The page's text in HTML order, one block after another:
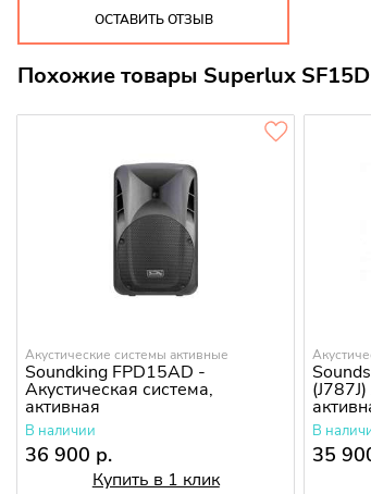
ОСТАВИТЬ ОТЗЫВ
Похожие товары Superlux SF15D
Акустические системы активные
Soundking FPD15AD -
Акустическая система,
активная
В наличии
36 900 р.
Купить в 1 клик
В
35